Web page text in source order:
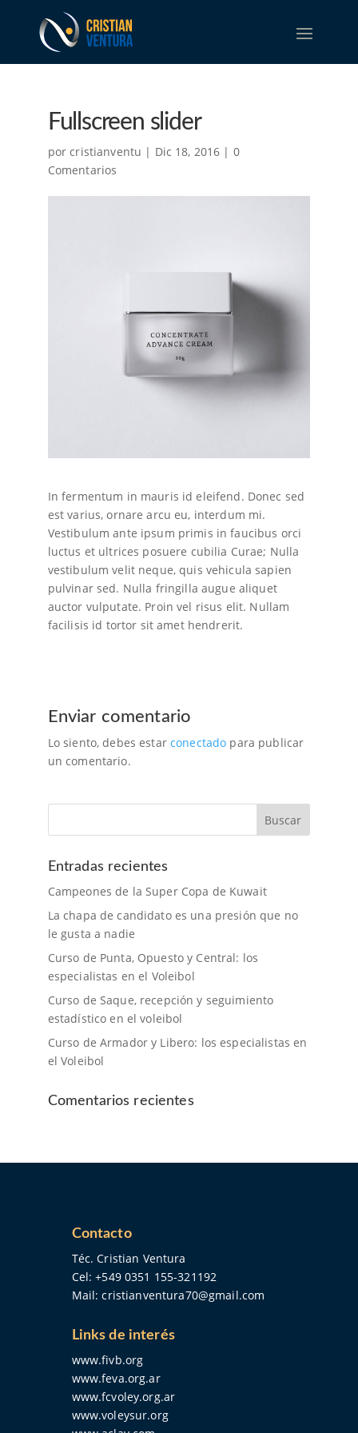
Fullscreen slider
porcristianventu | Dic 18, 2016 | 0
Comentarios
In fermentum in mauris id eleifend. Donec sed
est varius, ornare arcu eu, interdum mi.
Vestibulum ante ipsum primis in faucibus orci
luctus et ultrices posuere cubilia Curae; Nulla
vestibulum velit neque, quis vehicula sapien
pulvinar sed. Nulla fringilla augue aliquet
auctor vulputate. Proin vel risus elit. Nullam
facilisis id tortor sit amet hendrerit.
Enviar comentario
Lo siento, debes estarconectado para publicar
un comentario.
Entradas recientes
Campeones de la Super Copa de Kuwait
La chapa de candidato es una presión que no
le gusta a nadie
Curso de Punta, Opuesto y Central: los
especialistas en el Voleibol
Curso de Saque, recepción y seguimiento
estadístico en el voleibol
Curso de Armador y Libero: los especialistas en
el Voleibol
Comentarios recientes
Contacto
Téc. Cristian Ventura
Cel: +549 0351 155-321192
Mail: cristianventura70@gmail.com
Links de interés
www.fivb.org
www.feva.org.ar
www.fcvoley.org.ar
www.voleysur.org